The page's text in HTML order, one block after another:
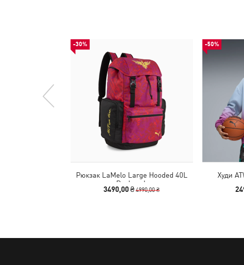
-30%
Рюкзак LaMelo Large Hooded 40L
Backpack
3490,00 ₴4990,00 ₴
-50%
Худи